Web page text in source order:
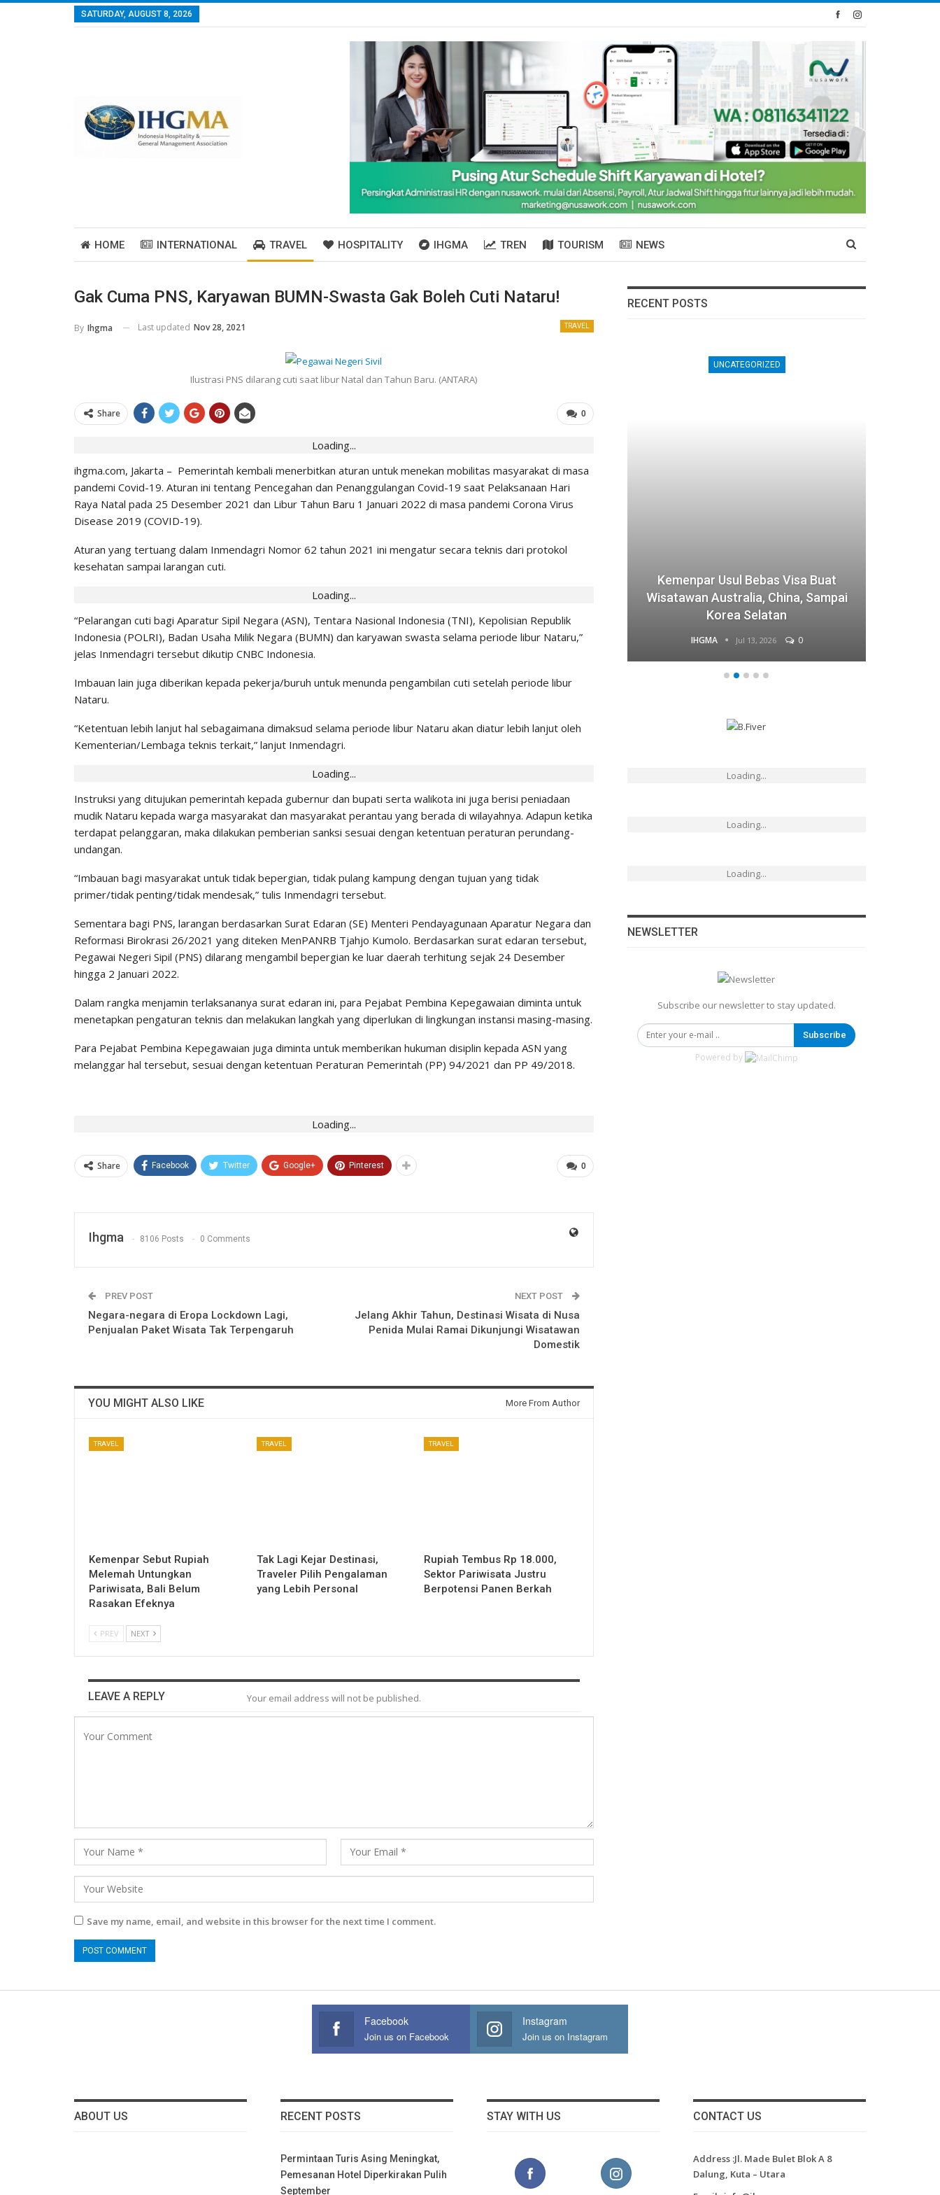
SATURDAY, AUGUST 8, 2026
HOME INTERNATIONAL TRAVEL HOSPITALITY IHGMA TREN TOURISM NEWS
Gak Cuma PNS, Karyawan BUMN-Swasta Gak Boleh Cuti Nataru!
TRAVEL
By Ihgma Last updated Nov 28, 2021
Ilustrasi PNS dilarang cuti saat libur Natal dan Tahun Baru. (ANTARA)
0
Share
Loading...
ihgma.com, Jakarta – Pemerintah kembali menerbitkan aturan untuk menekan mobilitas masyarakat di masa
pandemi Covid-19. Aturan ini tentang Pencegahan dan Penanggulangan Covid-19 saat Pelaksanaan Hari
Raya Natal pada 25 Desember 2021 dan Libur Tahun Baru 1 Januari 2022 di masa pandemi Corona Virus
Disease 2019 (COVID-19).
Aturan yang tertuang dalam Inmendagri Nomor 62 tahun 2021 ini mengatur secara teknis dari protokol
kesehatan sampai larangan cuti.
Loading...
“Pelarangan cuti bagi Aparatur Sipil Negara (ASN), Tentara Nasional Indonesia (TNI), Kepolisian Republik
Indonesia (POLRI), Badan Usaha Milik Negara (BUMN) dan karyawan swasta selama periode libur Nataru,”
jelas Inmendagri tersebut dikutip CNBC Indonesia.
Imbauan lain juga diberikan kepada pekerja/buruh untuk menunda pengambilan cuti setelah periode libur
Nataru.
“Ketentuan lebih lanjut hal sebagaimana dimaksud selama periode libur Nataru akan diatur lebih lanjut oleh
Kementerian/Lembaga teknis terkait,” lanjut Inmendagri.
Loading...
Instruksi yang ditujukan pemerintah kepada gubernur dan bupati serta walikota ini juga berisi peniadaan
mudik Nataru kepada warga masyarakat dan masyarakat perantau yang berada di wilayahnya. Adapun ketika
terdapat pelanggaran, maka dilakukan pemberian sanksi sesuai dengan ketentuan peraturan perundang-
undangan.
“Imbauan bagi masyarakat untuk tidak bepergian, tidak pulang kampung dengan tujuan yang tidak
primer/tidak penting/tidak mendesak,” tulis Inmendagri tersebut.
Sementara bagi PNS, larangan berdasarkan Surat Edaran (SE) Menteri Pendayagunaan Aparatur Negara dan
Reformasi Birokrasi 26/2021 yang diteken MenPANRB Tjahjo Kumolo. Berdasarkan surat edaran tersebut,
Pegawai Negeri Sipil (PNS) dilarang mengambil bepergian ke luar daerah terhitung sejak 24 Desember
hingga 2 Januari 2022.
Dalam rangka menjamin terlaksananya surat edaran ini, para Pejabat Pembina Kepegawaian diminta untuk
menetapkan pengaturan teknis dan melakukan langkah yang diperlukan di lingkungan instansi masing-masing.
Para Pejabat Pembina Kepegawaian juga diminta untuk memberikan hukuman disiplin kepada ASN yang
melanggar hal tersebut, sesuai dengan ketentuan Peraturan Pemerintah (PP) 94/2021 dan PP 49/2018.
Loading...
0
Share Facebook Twitter Google+ Pinterest
Ihgma 8106 Posts 0 Comments
PREV POST
Negara-negara di Eropa Lockdown Lagi,
Penjualan Paket Wisata Tak Terpengaruh
NEXT POST
Jelang Akhir Tahun, Destinasi Wisata di Nusa
Penida Mulai Ramai Dikunjungi Wisatawan
Domestik
YOU MIGHT ALSO LIKE More From Author
TRAVEL
Kemenpar Sebut Rupiah
Melemah Untungkan
Pariwisata, Bali Belum
Rasakan Efeknya
TRAVEL
Tak Lagi Kejar Destinasi,
Traveler Pilih Pengalaman
yang Lebih Personal
TRAVEL
Rupiah Tembus Rp 18.000,
Sektor Pariwisata Justru
Berpotensi Panen Berkah
PREV NEXT
LEAVE A REPLY Your email address will not be published.
Save my name, email, and website in this browser for the next time I comment.
RECENT POSTS
Libur Sekolah Bareng Keluarga, Hotel
Ini Tawarkan Paket Mulai Rp 199 Ribu
IHGMA Jul 9, 2026 0
September
IHGMA Jul 13, 2026 0
UNCATEGORIZED
Kemenpar Usul Bebas Visa Buat
Wisatawan Australia, China, Sampai
Korea Selatan
IHGMA Jul 13, 2026 0
Loading...
Loading...
Loading...
NEWSLETTER
Subscribe our newsletter to stay updated.
Subscribe
Powered by
Facebook
Join us on Facebook
Instagram
Join us on Instagram
ABOUT US RECENT POSTS
Permintaan Turis Asing Meningkat,
Pemesanan Hotel Diperkirakan Pulih
September
STAY WITH US CONTACT US
Address :Jl. Made Bulet Blok A 8
Dalung, Kuta – Utara